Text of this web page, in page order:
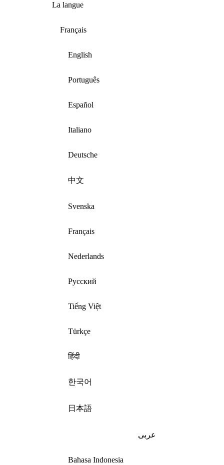
La langue
Français
English
Português
Español
Italiano
Deutsche
中文
Svenska
Français
Nederlands
Русский
Tiếng Việt
Türkçe
हिंदी
한국어
日本語
عربى
Bahasa Indonesia